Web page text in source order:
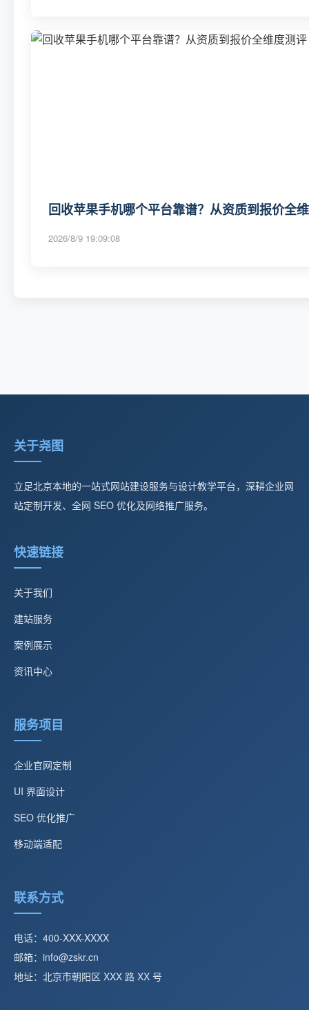
回收苹果手机哪个平台靠谱？从资质到报价全
2026/8/9 19:09:08
关于尧图
立足北京本地的一站式网站建设服务与设计教学平台，深耕企业网
站定制开发、全网 SEO 优化及网络推广服务。
快速链接
关于我们
建站服务
案例展示
资讯中心
服务项目
企业官网定制
UI 界面设计
SEO 优化推广
移动端适配
联系方式
电话：400-XXX-XXXX
邮箱：info@zskr.cn
地址：北京市朝阳区 XXX 路 XX 号